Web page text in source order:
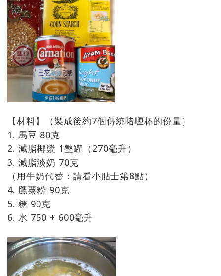
【材料】（製成後約7個傳統啫喱杯的份量）
1. 馬豆 80克
2. 減脂椰漿 1整罐（270毫升）
3. 減脂淡奶 70克
（用牛奶代替：請看小貼士第8點）
4. 鷹粟粉 90克
5. 糖 90克
6. 水 750 + 600毫升